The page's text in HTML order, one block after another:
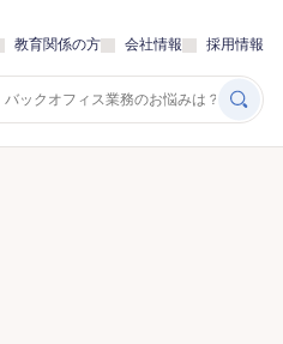
教育関係の方 会社情報 採用情報